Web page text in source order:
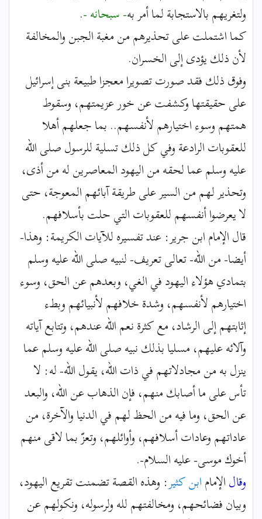
ولتغريهم بالاستجابة لما أمر به- سبحانه -.
كما اشتملت على تحذيرهم من مغبة الجبن والمخالفة
لأن ذلك يؤدى إلى الخسران.
وفوق ذلك فقد صورت تصويرا معجزا طبيعة بنى إسرائيل
على حقيقتها وكشفت عن خور عزيمتهم، وسقوط
همتهم وسوء اختيارهم لأنفسهم.. بما جعلهم أهلا
للعقوبات الرادعة وفي كل ذلك تسلية للرسول صلى الله
عليه وسلم عما لحقه من اليهود المعاصرين له من أذى،
وتحذير لهم من السير على طريقة آبائهم المعوجة، حتى
لا يعرضوا أنفسهم للعقوبات التي حلت بأسلافهم.
قال الإمام ابن جرير: عند تفسيره للآيات الكريمة: وهذا-
أيضا- من الله- تعالى تعريف- لنبيه صلى الله عليه وسلم
بتمادي هؤلاء اليهود في الغي، وبعدهم عن الحق، وسوء
اختيارهم لأنفسهم، وشدة خلافهم لأنبيائهم وبطء
إثابتهم إلى الرشاد، مع كثرة نعم الله عندهم، وتتابع آياته
وآلائه عليهم، مسليا بذلك نبيه صلى الله عليه وسلم عما
ينزل به من مجادلاتهم في ذات الله، يقول الله- له: لا
تأس على ما أصابك منهم، فإن الذهاب عن الله، والبعد
عن الحق، وما فيه من الحظ لهم في الدنيا والآخرة، من
عاداتهم وعادات أسلافهم، وأوائلهم، وتعزّ بما لاقى منهم
أخوك موسى- عليه السلام-.
وقالالإمامابن كثير: وهذه القصة تضمنت تقريع اليهود،
وبيان فضائحهم، ومخالفتهم لله ولرسوله، ونكولهم عن